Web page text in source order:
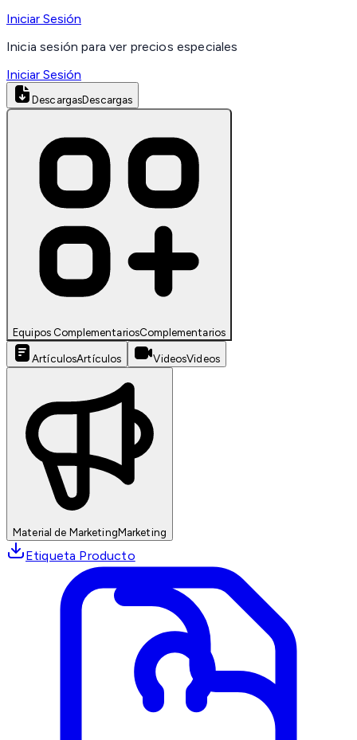
Iniciar Sesión
Inicia sesión para ver precios especiales
Iniciar Sesión
DescargasDescargas
Equipos ComplementariosComplementarios
ArtículosArtículos VideosVideos
Material de MarketingMarketing
Etiqueta Producto